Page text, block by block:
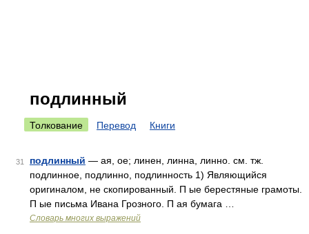
подлинный
Толкование Перевод Книги
31 подлинный — ая, ое; линен, линна, линно. см. тж.
подлинное, подлинно, подлинность 1) Являющийся
оригиналом, не скопированный. П ые берестяные грамоты.
П ые письма Ивана Грозного. П ая бумага …
Словарь многих выражений